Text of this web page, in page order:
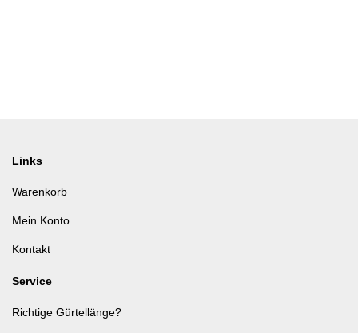
Links
Warenkorb
Mein Konto
Kontakt
Service
Richtige Gürtellänge?